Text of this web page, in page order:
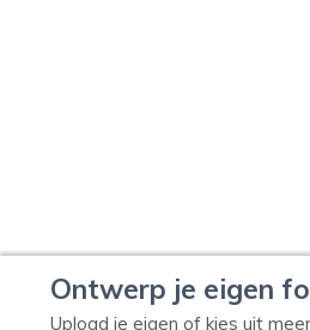
Ontwerp je eigen
Upload je eigen of kies uit